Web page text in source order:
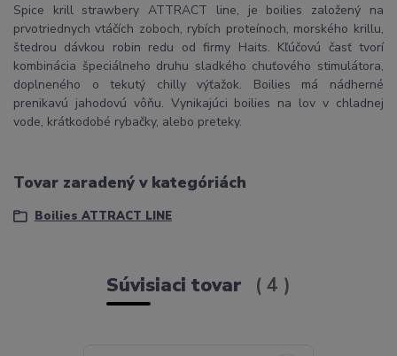
Spice krill strawbery ATTRACT line, je boilies založený na
prvotriednych vtáčích zoboch, rybích proteínoch, morského krillu,
štedrou dávkou robin redu od firmy Haits. Kľúčovú časť tvorí
kombinácia špeciálneho druhu sladkého chuťového stimulátora,
doplneného o tekutý chilly výťažok. Boilies má nádherné
prenikavú jahodovú vôňu. Vynikajúci boilies na lov v chladnej
vode, krátkodobé rybačky, alebo preteky.
Tovar zaradený v kategóriách
Boilies ATTRACT LINE
Súvisiaci tovar 4